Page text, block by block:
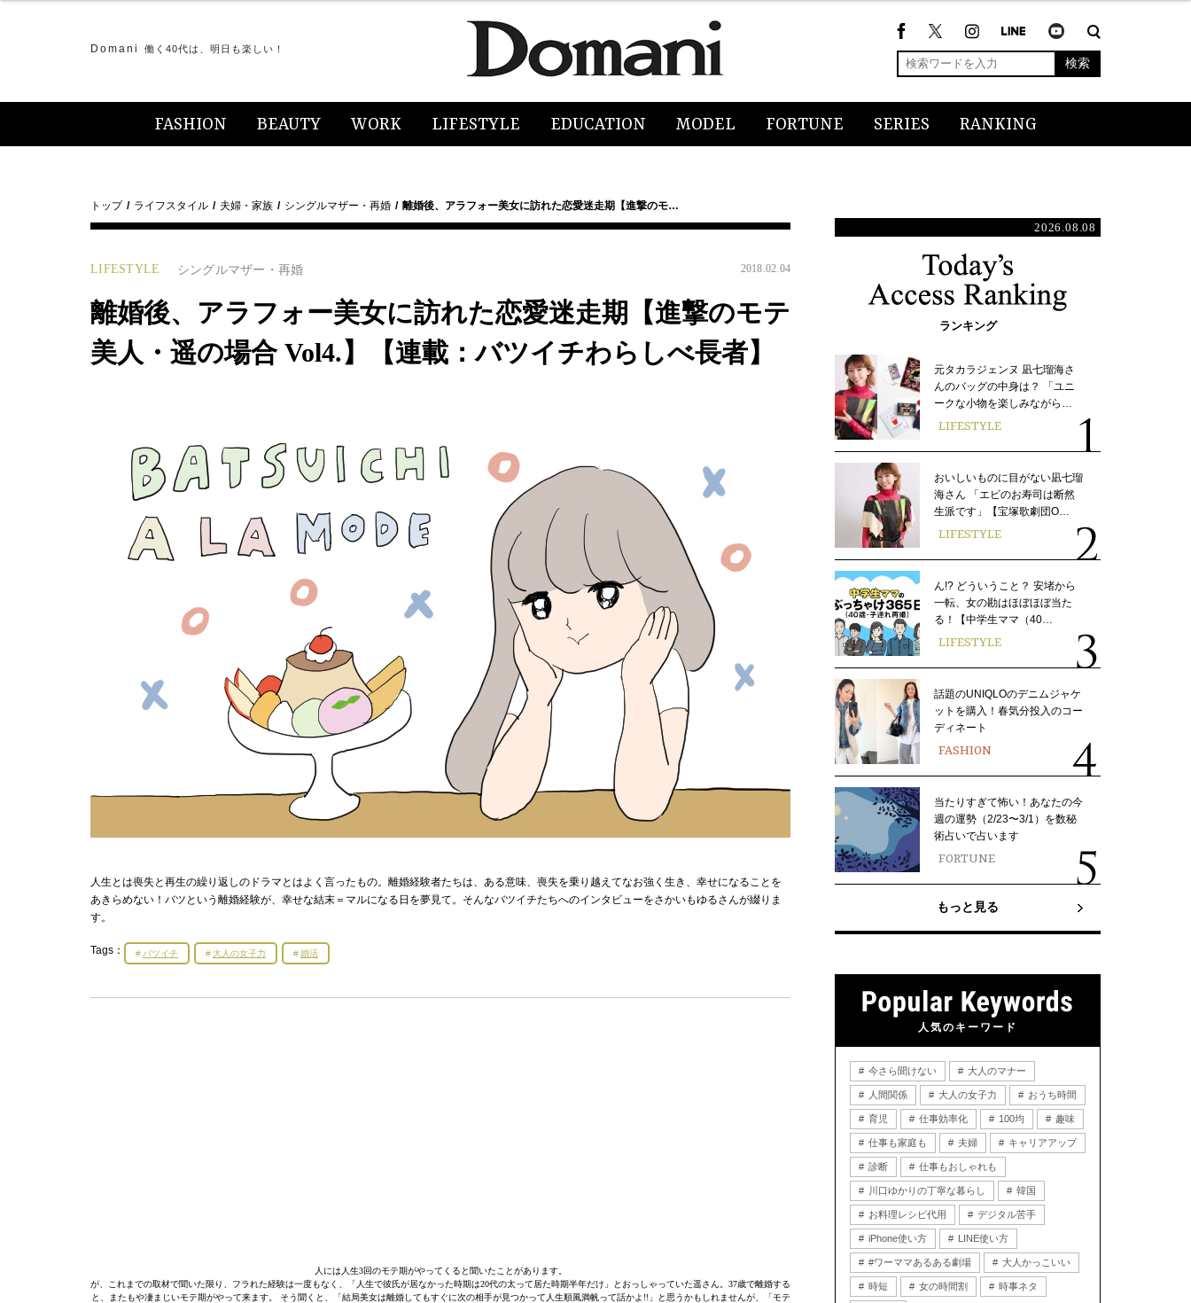
Domani 働く40代は、明日も楽しい！
検索
FASHION BEAUTY WORK LIFESTYLE EDUCATION MODEL FORTUNE SERIES RANKING
トップ ライフスタイル 夫婦・家族 シングルマザー・再婚 離婚後、アラフォー美女に訪れた恋愛迷走期【進撃のモ…
LIFESTYLE シングルマザー・再婚 2018.02.04
離婚後、アラフォー美女に訪れた恋愛迷走期【進撃のモテ
美人・遥の場合 Vol4.】【連載：バツイチわらしべ長者】
人生とは喪失と再生の繰り返しのドラマとはよく言ったもの。離婚経験者たちは、ある意味、喪失を乗り越えてなお強く生き、幸せになることを
あきらめない！バツという離婚経験が、幸せな結末＝マルになる日を夢見て。そんなバツイチたちへのインタビューをさかいもゆるさんが綴りま
す。
Tags： バツイチ 大人の女子力 婚活
人には人生3回のモテ期がやってくると聞いたことがあります。
が、これまでの取材で聞いた限り、フラれた経験は一度もなく、「人生で彼氏が居なかった時期は20代の太って居た時期半年だけ」とおっしゃっていた遥さん。37歳で離婚する
と、またもや凄まじいモテ期がやって来ます。 そう聞くと、「結局美女は離婚してもすぐに次の相手が見つかって人生順風満帆って話かよ!!」と思うかもしれませんが、「モテ
2026.08.08
ランキング
元タカラジェンヌ 凪七瑠海さ
んのバッグの中身は？ 「ユニ
ークな小物を楽しみながら…
LIFESTYLE
おいしいものに目がない凪七瑠
海さん 「エビのお寿司は断然
生派です」【宝塚歌劇団O…
LIFESTYLE
ん!? どういうこと？ 安堵から
一転、女の勘はほぼほぼ当た
る！【中学生ママ（40…
LIFESTYLE
話題のUNIQLOのデニムジャケ
ットを購入！春気分投入のコー
ディネート
FASHION
当たりすぎて怖い！あなたの今
週の運勢（2/23〜3/1）を数秘
術占いで占います
FORTUNE
もっと見る
人気のキーワード
今さら聞けない 大人のマナー
人間関係 大人の女子力 おうち時間
育児 仕事効率化 100均 趣味
仕事も家庭も 夫婦 キャリアアップ
診断 仕事もおしゃれも
川口ゆかりの丁寧な暮らし 韓国
お料理レシピ代用 デジタル苦手
iPhone使い方 LINE使い方
#ワーママあるある劇場 大人かっこいい
時短 女の時間割 時事ネタ